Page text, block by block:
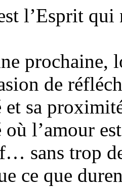
l’Esprit
prochaine,
de
et sa
l’amour
sans trop
ce que